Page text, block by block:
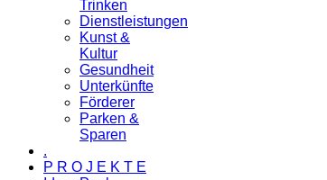
Trinken
Dienstleistungen
Kunst &
Kultur
Gesundheit
Unterkünfte
Förderer
Parken &
Sparen
.
P R O J E K T E